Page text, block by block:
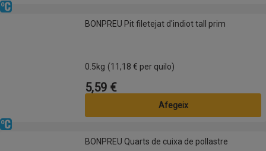
BONPREU Pit filetejat d'indiot tall prim
Refrigerat
BONPREU Pit filetejat d'indiot tall prim
0.5kg (11,18 € per quilo)
Preu
5,59 €
Afegeix
BONPREU Quarts de cuixa de pollastre
Refrigerat
BONPREU Quarts de cuixa de pollastre